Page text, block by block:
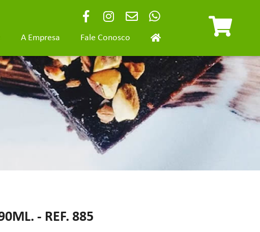
Fale Conosco
A Empresa
- REF. 885